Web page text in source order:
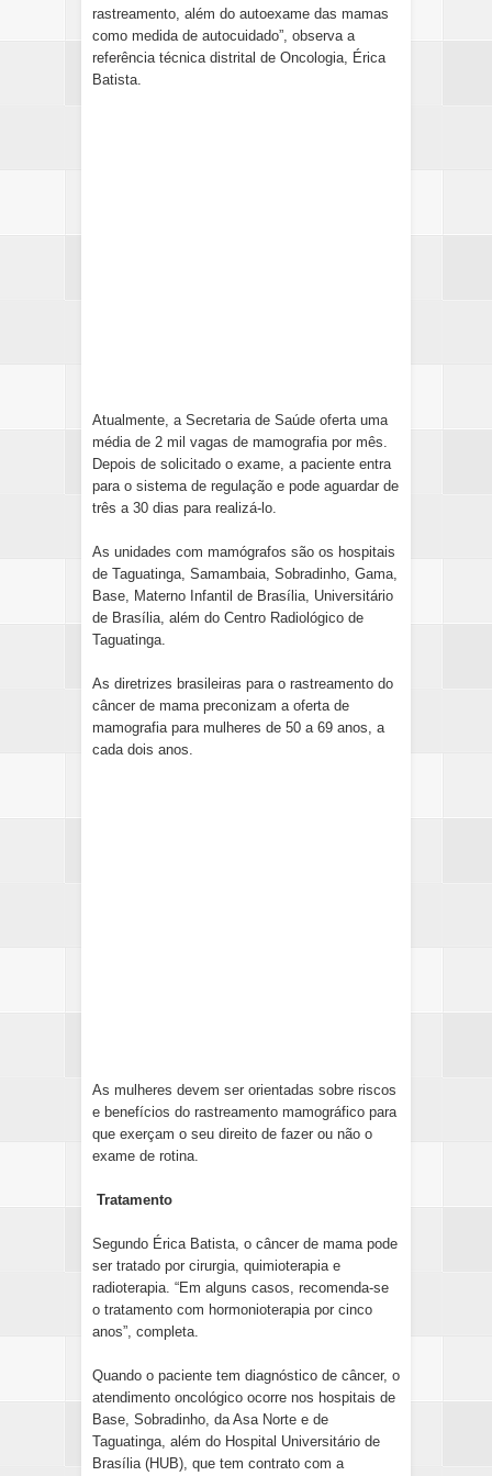
rastreamento, além do autoexame das mamas
como medida de autocuidado”, observa a
referência técnica distrital de Oncologia, Érica
Batista.
Atualmente, a Secretaria de Saúde oferta uma
média de 2 mil vagas de mamografia por mês.
Depois de solicitado o exame, a paciente entra
para o sistema de regulação e pode aguardar de
três a 30 dias para realizá-lo.
As unidades com mamógrafos são os hospitais
de Taguatinga, Samambaia, Sobradinho, Gama,
Base, Materno Infantil de Brasília, Universitário
de Brasília, além do Centro Radiológico de
Taguatinga.
As diretrizes brasileiras para o rastreamento do
câncer de mama preconizam a oferta de
mamografia para mulheres de 50 a 69 anos, a
cada dois anos.
As mulheres devem ser orientadas sobre riscos
e benefícios do rastreamento mamográfico para
que exerçam o seu direito de fazer ou não o
exame de rotina.
Tratamento
Segundo Érica Batista, o câncer de mama pode
ser tratado por cirurgia, quimioterapia e
radioterapia. “Em alguns casos, recomenda-se
o tratamento com hormonioterapia por cinco
anos”, completa.
Quando o paciente tem diagnóstico de câncer, o
atendimento oncológico ocorre nos hospitais de
Base, Sobradinho, da Asa Norte e de
Taguatinga, além do Hospital Universitário de
Brasília (HUB), que tem contrato com a